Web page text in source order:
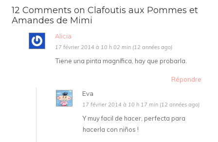
12 Comments on Clafoutis aux Pommes et
Amandes de Mimi
Alicia
17 février 2014 à 10 h 02 min (12 années ago)
Tiene una pinta magnífica, hay que probarla.
Répondre
Eva
17 février 2014 à 10 h 17 min (12 années ago)
Y muy facil de hacer, perfecta para
hacerla con niños !